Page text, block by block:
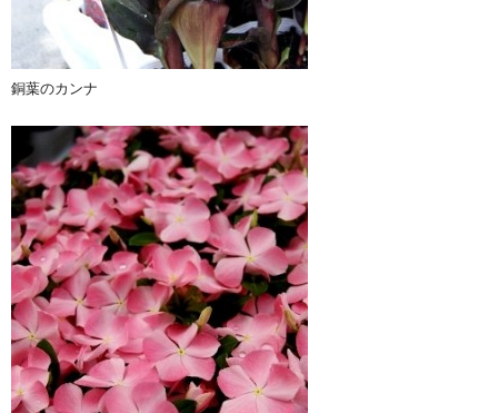
銅葉のカンナ